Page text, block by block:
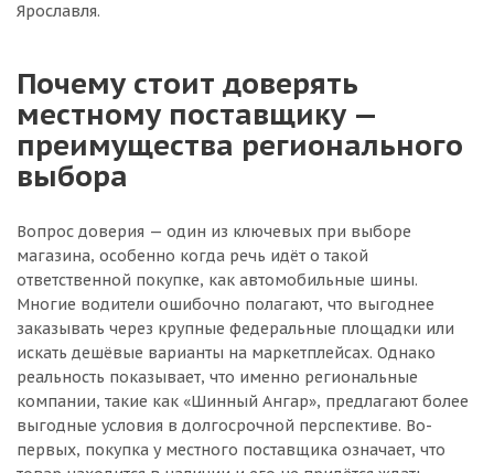
Ярославля.
Почему стоит доверять
местному поставщику —
преимущества регионального
выбора
Вопрос доверия — один из ключевых при выборе
магазина, особенно когда речь идёт о такой
ответственной покупке, как автомобильные шины.
Многие водители ошибочно полагают, что выгоднее
заказывать через крупные федеральные площадки или
искать дешёвые варианты на маркетплейсах. Однако
реальность показывает, что именно региональные
компании, такие как «Шинный Ангар», предлагают более
выгодные условия в долгосрочной перспективе. Во-
первых, покупка у местного поставщика означает, что